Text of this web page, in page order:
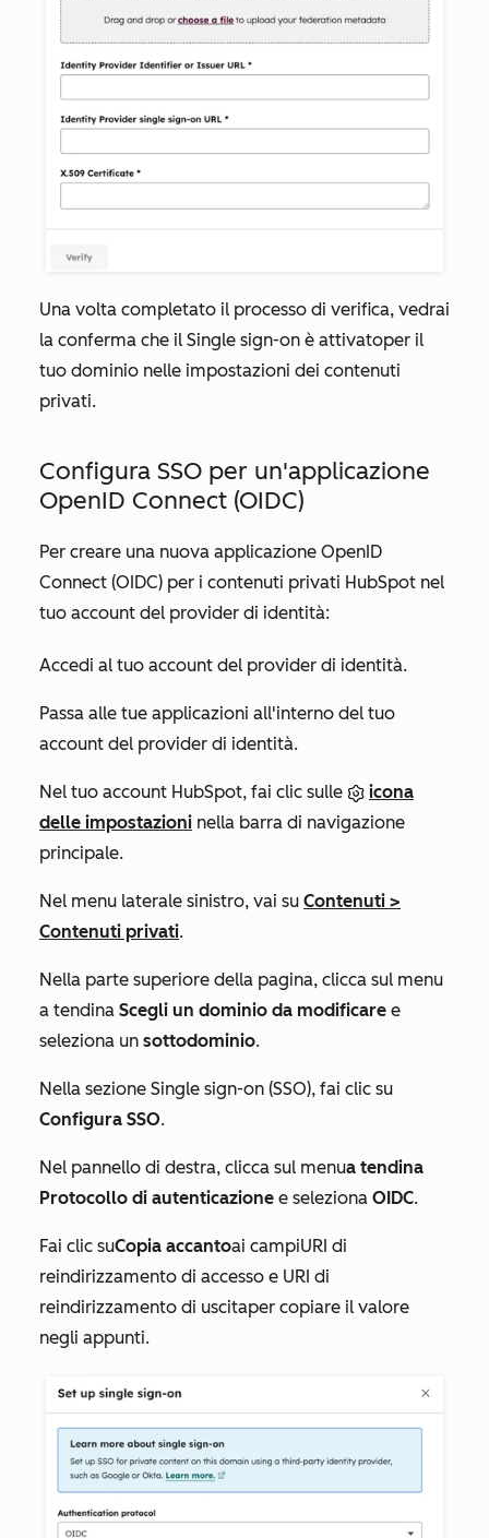
Una volta completato il processo di verifica, vedrai
la conferma che il Single sign-on è attivatoper il
tuo dominio nelle impostazioni dei contenuti
privati.
Configura SSO per un'applicazione
OpenID Connect (OIDC)
Per creare una nuova applicazione OpenID
Connect (OIDC) per i contenuti privati HubSpot nel
tuo account del provider di identità:
Accedi al tuo account del provider di identità.
Passa alle tue applicazioni all'interno del tuo
account del provider di identità.
Nel tuo account HubSpot, fai clic sulle
icona
delle impostazioni nella barra di navigazione
principale.
Nel menu laterale sinistro, vai su Contenuti >
Contenuti privati.
Nella parte superiore della pagina, clicca sul menu
a tendina Scegli un dominio da modificare e
seleziona un sottodominio.
Nella sezione Single sign-on (SSO), fai clic su
Configura SSO.
Nel pannello di destra, clicca sul menua tendina
Protocollo di autenticazione e seleziona OIDC.
Fai clic suCopia accantoai campiURI di
reindirizzamento di accesso e URI di
reindirizzamento di uscitaper copiare il valore
negli appunti.